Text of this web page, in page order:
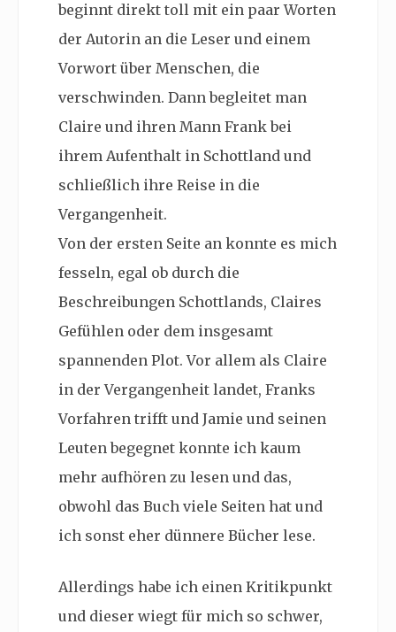
beginnt direkt toll mit ein paar Worten
der Autorin an die Leser und einem
Vorwort über Menschen, die
verschwinden. Dann begleitet man
Claire und ihren Mann Frank bei
ihrem Aufenthalt in Schottland und
schließlich ihre Reise in die
Vergangenheit.
Von der ersten Seite an konnte es mich
fesseln, egal ob durch die
Beschreibungen Schottlands, Claires
Gefühlen oder dem insgesamt
spannenden Plot. Vor allem als Claire
in der Vergangenheit landet, Franks
Vorfahren trifft und Jamie und seinen
Leuten begegnet konnte ich kaum
mehr aufhören zu lesen und das,
obwohl das Buch viele Seiten hat und
ich sonst eher dünnere Bücher lese.
Allerdings habe ich einen Kritikpunkt
und dieser wiegt für mich so schwer,